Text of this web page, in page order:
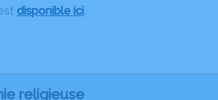
disponible ici.
religieuse